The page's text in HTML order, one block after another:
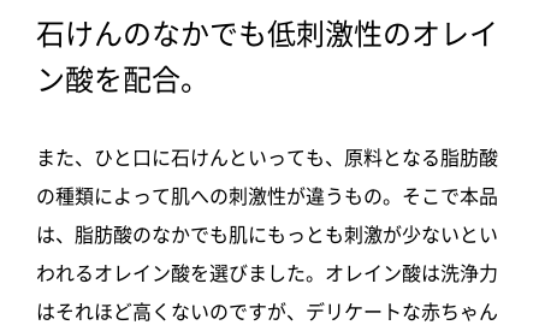
石けんのなかでも低刺激性のオレイ
ン酸を配合。
また、ひと口に石けんといっても、原料となる脂肪酸
の種類によって肌への刺激性が違うもの。そこで本品
は、脂肪酸のなかでも肌にもっとも刺激が少ないとい
われるオレイン酸を選びました。オレイン酸は洗浄力
はそれほど高くないのですが、デリケートな赤ちゃん